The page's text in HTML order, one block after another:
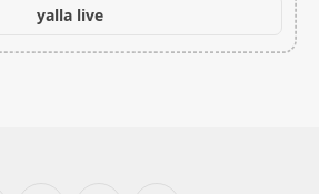
yalla live